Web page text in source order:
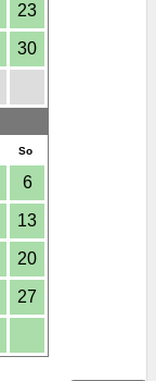
23
30
So
6
13
20
27